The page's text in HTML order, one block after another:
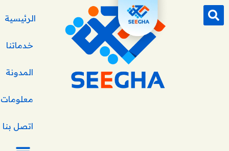
الرئيسية
خدماتنا
المدونة
معلومات
اتصل بنا